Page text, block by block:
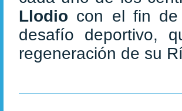
Llodio con el fin de
desafío deportivo,
regeneración de su